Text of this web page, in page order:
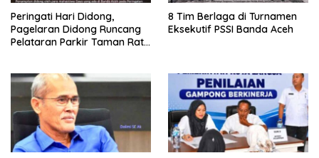
Peringati Hari Didong,
Pagelaran Didong Runcang
Pelataran Parkir Taman Ratu
8 Tim Berlaga di Turnamen
Eksekutif PSSI Banda Aceh